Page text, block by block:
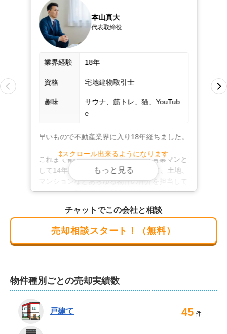
本山真大
代表取締役
業界経験 18年
資格 宅地建物取引士
趣味
サウナ、筋トレ、猫、YouTub
e
早いもので不動産業界に入り18年経ちました。
これまで都内の不動産会社でトップ営業マンと
して14年間勤務し、賃貸管理や戸建て、土地、
マンションなどあらゆる物件の仲介を担当して
きました。契約実績は900件以上になります。
前職では一部上場企業の不動産部立ち上げに携
わり、テレビ東京の「ガイアの夜明け」に不動
産営業担当者として出演しました。
不動産に関して幅広い知識がありますのでお気
スクロール出来るようになります
もっと見る
チャットでこの会社と相談
売却相談スタート！（無料）
物件種別ごとの売却実績数
戸建て 45 件